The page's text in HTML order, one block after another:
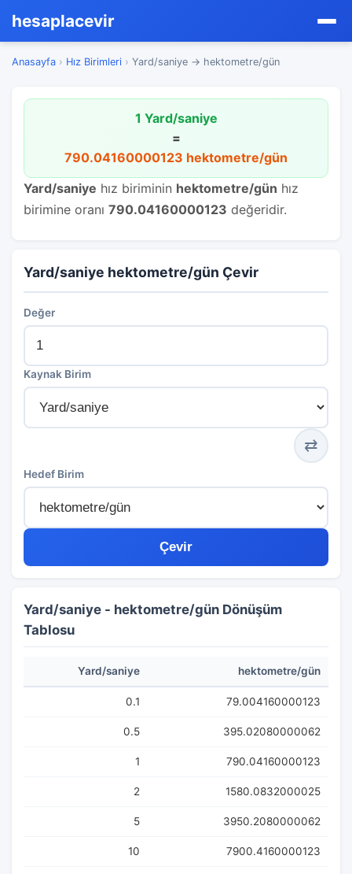
hesaplacevir
Anasayfa › Hız Birimleri › Yard/saniye → hektometre/gün
1 Yard/saniye
=
790.04160000123 hektometre/gün
Yard/saniye hız biriminin hektometre/gün hız
birimine oranı 790.04160000123 değeridir.
Yard/saniye hektometre/gün Çevir
Değer
Kaynak Birim
⇄
Hedef Birim
Çevir
Yard/saniye - hektometre/gün Dönüşüm
Tablosu
Yard/saniye hektometre/gün
0.1 79.004160000123
0.5 395.02080000062
1 790.04160000123
2 1580.0832000025
5 3950.2080000062
10 7900.4160000123